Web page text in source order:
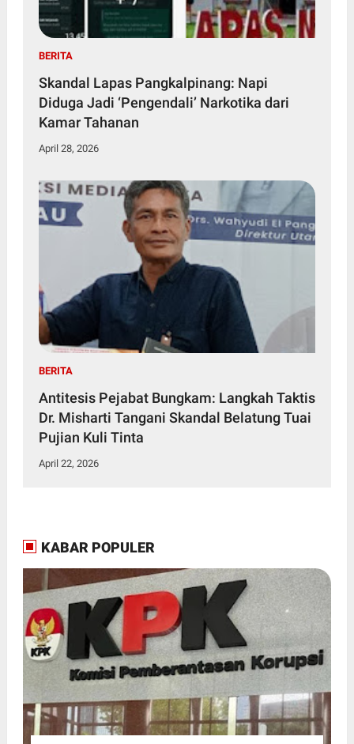
BERITA
Skandal Lapas Pangkalpinang: Napi
Diduga Jadi ‘Pengendali’ Narkotika dari
Kamar Tahanan
April 28, 2026
BERITA
Antitesis Pejabat Bungkam: Langkah Taktis
Dr. Misharti Tangani Skandal Belatung Tuai
Pujian Kuli Tinta
April 22, 2026
KABAR POPULER